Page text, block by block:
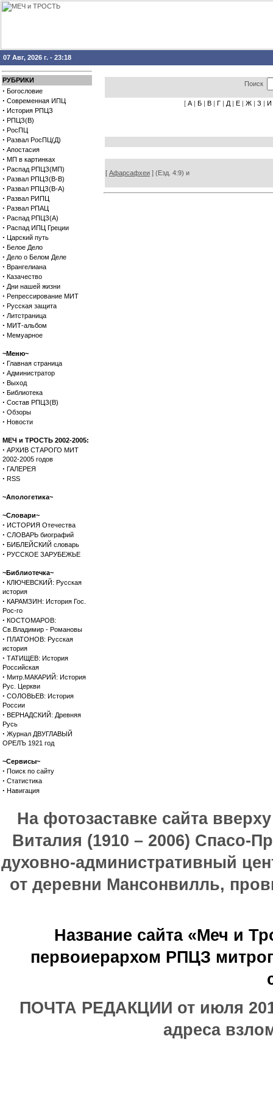
07 Авг, 2026 г. - 23:18
РУБРИКИ
· Богословие
· Современная ИПЦ
· История РПЦЗ
· РПЦЗ(В)
· РосПЦ
· Развал РосПЦ(Д)
· Апостасия
· МП в картинках
· Распад РПЦЗ(МП)
· Развал РПЦЗ(В-В)
· Развал РПЦЗ(В-А)
· Развал РИПЦ
· Развал РПАЦ
· Распад РПЦЗ(А)
· Распад ИПЦ Греции
· Царский путь
· Белое Дело
· Дело о Белом Деле
· Врангелиана
· Казачество
· Дни нашей жизни
· Репрессирование МИТ
· Русская защита
· Литстраница
· МИТ-альбом
· Мемуарное
~Меню~
· Главная страница
· Администратор
· Выход
· Библиотека
· Состав РПЦЗ(В)
· Обзоры
· Новости
МЕЧ и ТРОСТЬ 2002-2005:
· АРХИВ СТАРОГО МИТ
2002-2005 годов
· ГАЛЕРЕЯ
· RSS
~Апологетика~
~Словари~
· ИСТОРИЯ Отечества
· СЛОВАРЬ биографий
· БИБЛЕЙСКИЙ словарь
· РУССКОЕ ЗАРУБЕЖЬЕ
~Библиотечка~
· КЛЮЧЕВСКИЙ: Русская
история
· КАРАМЗИН: История Гос.
Рос-го
· КОСТОМАРОВ:
Св.Владимир - Романовы
· ПЛАТОНОВ: Русская
история
· ТАТИЩЕВ: История
Российская
· Митр.МАКАРИЙ: История
Рус. Церкви
· СОЛОВЬЕВ: История
России
· ВЕРНАДСКИЙ: Древняя
Русь
· Журнал ДВУГЛАВЫЙ
ОРЕЛЪ 1921 год
~Сервисы~
· Поиск по сайту
· Статистика
· Навигация
Поиск
[ А | Б | В | Г | Д | Е | Ж | З | И
[ Афарсафхеи ] (Езд. 4:9) и
На фотозаставке сайта
Виталия (1910 – 2006) Спасо-
духовно-административный
от деревни Мансонвилль,
Название сайта «Меч и
первоиерархом РПЦЗ
ПОЧТА РЕДАКЦИИ от июля
адреса